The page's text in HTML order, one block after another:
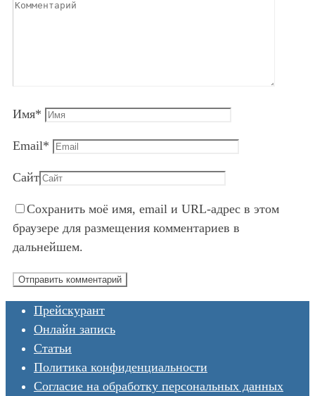
Имя*
Email*
Сайт
Сохранить моё имя, email и URL-адрес в этом
браузере для размещения комментариев в
дальнейшем.
Прейскурант
Онлайн запись
Статьи
Политика конфиденциальности
Согласие на обработку персональных данных